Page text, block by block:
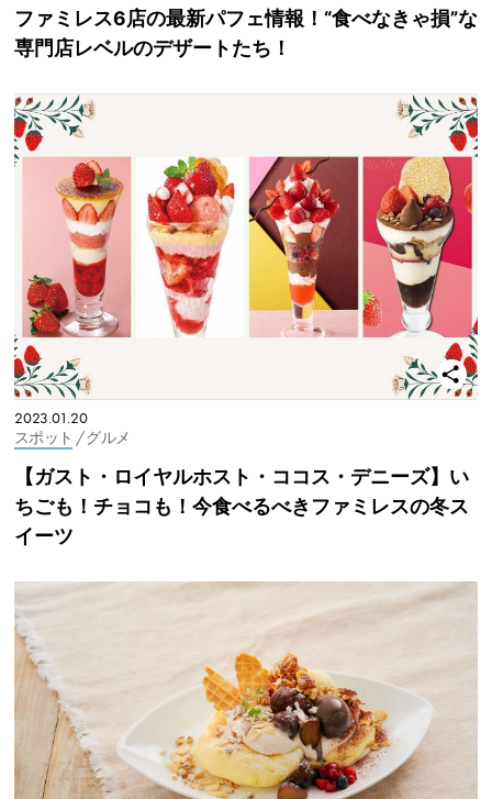
ファミレス6店の最新パフェ情報！“食べなきゃ損”な
専門店レベルのデザートたち！
2023.01.20
スポット / グルメ
【ガスト・ロイヤルホスト・ココス・デニーズ】い
ちごも！チョコも！今食べるべきファミレスの冬ス
イーツ